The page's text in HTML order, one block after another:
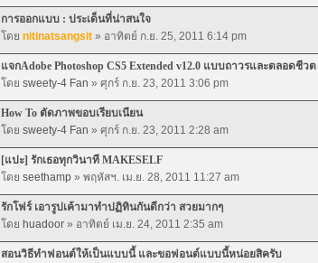
การออกแบบ : ประเด็นที่น่าสนใจ
โดย nitinatsangsit » อาทิตย์ ก.ย. 25, 2011 6:14 pm
แจกAdobe Photoshop CS5 Extended v12.0 แบบถาวรและตลอดชีวต
โดย sweety-4 Fan » ศุกร์ ก.ย. 23, 2011 3:06 pm
How To ตัดภาพขอบเรียบเนียน
โดย sweety-4 Fan » ศุกร์ ก.ย. 23, 2011 2:28 am
[แปะ] รักเธอทุกวินาที MAKESELF
โดย seethamp » พฤหัสฯ. เม.ย. 28, 2011 11:27 am
รักโฟร์ เอารูปเค้ามาทำปฏิทินกันดีกว่า สวยมากๆ
โดย huadoor » อาทิตย์ เม.ย. 24, 2011 2:35 am
สอนวิธีทำฟอนต์ให้เป็นแบบนี้ และขอฟอนต์แบบนี้หน่อยสิครับ